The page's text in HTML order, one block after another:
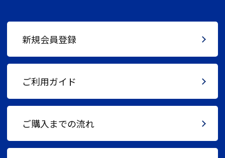
新規会員登録
ご利用ガイド
ご購入までの流れ